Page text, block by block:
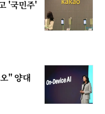
'국민주'
" 양대